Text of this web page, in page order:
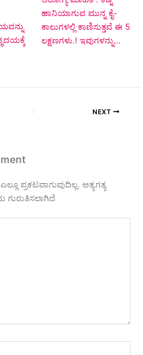
ಹಾನಿಯಾಗುವ ಮುನ್ನ ಕೈ-
ಕಾಲುಗಳಲ್ಲಿ ಕಾಣಿಸುತ್ತವೆ ಈ 5
ಲಕ್ಷಣಗಳು.! ಇವುಗಳನ್ನು…
NEXT
ಪ್ರಕಟವಾಗುವುದಿಲ್ಲ. ಅತ್ಯಗತ್ಯ
ಗುರುತಿಸಲಾಗಿದೆ